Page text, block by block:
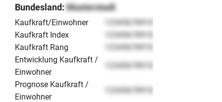
Bundesland:Musterstadt
Kaufkraft/Einwohner
12345678910
Kaufkraft Index
12345678910
Kaufkraft Rang
12345678910
Entwicklung Kaufkraft /
Einwohner
12345678910
Prognose Kaufkraft /
Einwohner
12345678910